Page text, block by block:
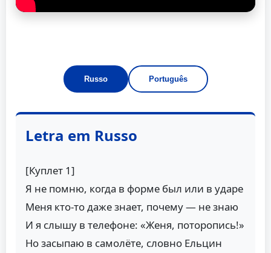
Russo Português
Letra em Russo
[Куплет 1]
Я не помню, когда в форме был или в ударе
Меня кто-то даже знает, почему — не знаю
И я слышу в телефоне: «Женя, поторопись!»
Но засыпаю в самолёте, словно Ельцин